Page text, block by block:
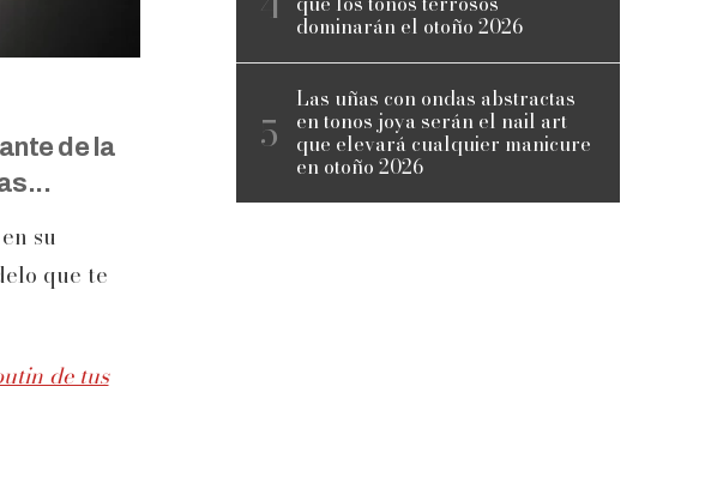
de la
su
que te
de tus
dominarán el otoño 2026
Las uñas con ondas abstractas
en tonos joya serán el nail art
que elevará cualquier manicure
en otoño 2026